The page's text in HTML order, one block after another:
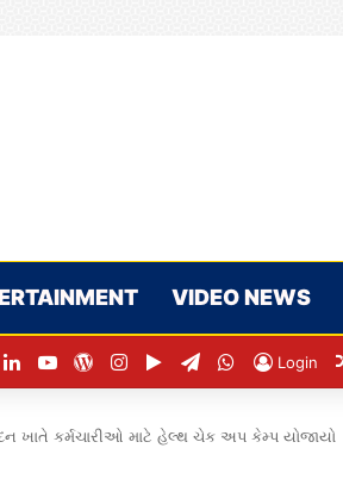
VIDEO NEWS
LinkedInYouTubeWordPress
Instagram
Google Play
Telegram
WhatsApp
Login
ખાતે કર્મચારીઓ માટે હેલ્થ ચેક અપ કેમ્પ યોજાયો